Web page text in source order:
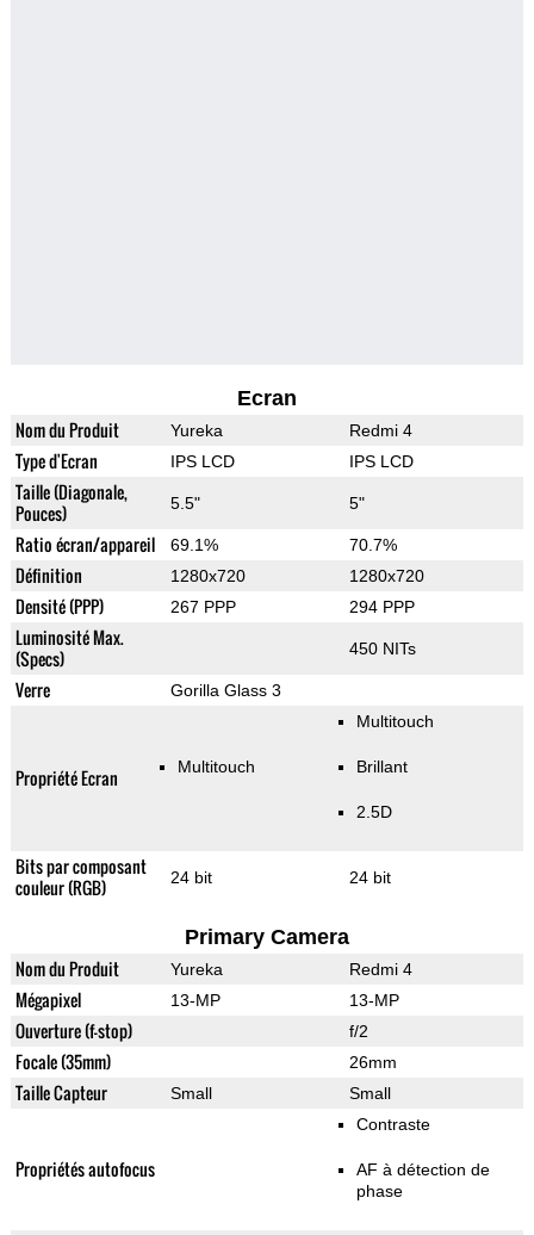
Ecran
Nom du Produit Yureka Redmi 4
Type d'Ecran IPS LCD IPS LCD
Taille (Diagonale,
Pouces)
5.5" 5"
Ratio écran/appareil 69.1% 70.7%
Définition 1280x720 1280x720
Densité (PPP) 267 PPP 294 PPP
Luminosité Max.
(Specs)
450 NITs
Verre Gorilla Glass 3
Propriété Ecran Multitouch
Multitouch
Brillant
2.5D
Bits par composant
couleur (RGB)
24 bit 24 bit
Primary Camera
Nom du Produit Yureka Redmi 4
Mégapixel 13-MP 13-MP
Ouverture (f-stop) f/2
Focale (35mm) 26mm
Taille Capteur Small Small
Propriétés autofocus
Contraste
AF à détection de
phase